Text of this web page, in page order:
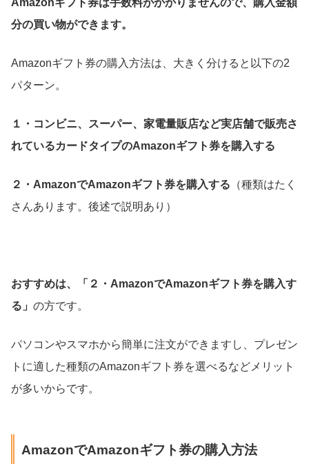
分の買い物ができます。
Amazonギフト券の購入方法は、大きく分けると以下の2
パターン。
１・コンビニ、スーパー、家電量販店など実店舗で販売さ
れているカードタイプのAmazonギフト券を購入する
２・AmazonでAmazonギフト券を購入する （種類はたく
さんあります。後述で説明あり）
おすすめは、「２・AmazonでAmazonギフト券を購入す
る」 の方です。
パソコンやスマホから簡単に注文ができますし、プレゼン
トに適した種類のAmazonギフト券を選べるなどメリット
が多いからです。
AmazonでAmazonギフト券の購入方法